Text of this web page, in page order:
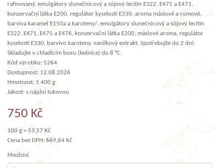
rafinovaný, emulgátory slunečnicový a sójový lecitin E322, E475 a E471,
konzervační látka E200, regulátor kyselosti E330, aroma máslové a rumové,
barviva karamel E150a a karoteny/, emulgátory slunečnicový a sójový lecitin
E322, E471, E475 a E476, konzervační látka E200, máslové aroma, regulátor
kyselosti E330, barvivo karoteny, vanilkový extrakt. Spotřebujte do 2 dní.
Skladujte v chladícím boxu (lednice) do 8 °C.
Kód výrobku: 5264
Dostupnost: 12.08.2026
Hmotnost: 1 400 g
Jakost: s náplní tukovou
750 Kč
100 g = 53,57 Kč
Cena bez DPH: 669,64 Kč
Množství